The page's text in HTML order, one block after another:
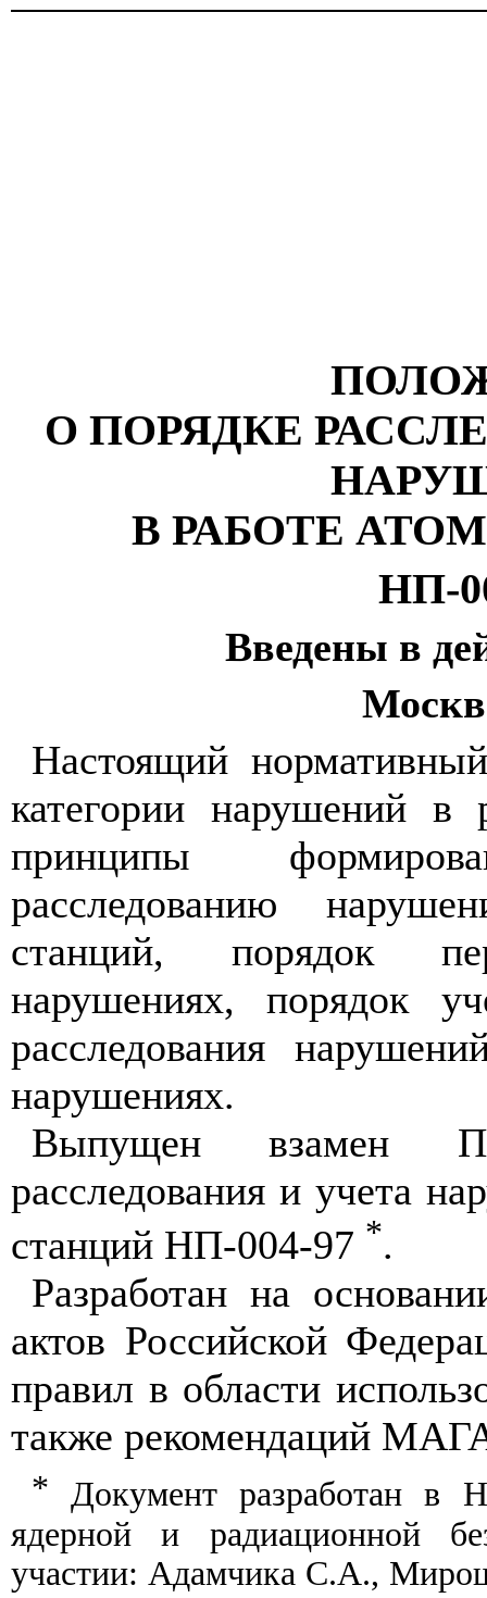
О ПОРЯДКЕ
В РАБОТЕ
НП-
Введены в
Настоящий
категории нарушений в
принципы
расследованию
станций, порядок
нарушениях, порядок
расследования
нарушениях.
Выпущен взамен
расследования и учета
станций НП-004-97 *.
Разработан на
актов Российской
правил в области
также рекомендаций
* Документ разработан в
ядерной и радиационной
участии: Адамчика С.А.,